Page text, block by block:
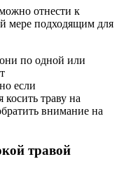
отнести к
мере подходящим для
по одной или
если
траву на
внимание на
травой